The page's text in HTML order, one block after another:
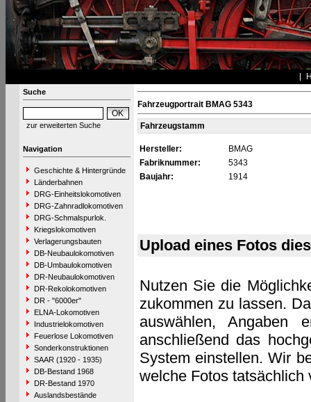
Suche
zur erweiterten Suche
Navigation
Geschichte & Hintergründe
Länderbahnen
DRG-Einheitslokomotiven
DRG-Zahnradlokomotiven
DRG-Schmalspurlok.
Kriegslokomotiven
Verlagerungsbauten
DB-Neubaulokomotiven
DB-Umbaulokomotiven
DR-Neubaulokomotiven
DR-Rekolokomotiven
DR - "6000er"
ELNA-Lokomotiven
Industrielokomotiven
Feuerlose Lokomotiven
Sonderkonstruktionen
SAAR (1920 - 1935)
DB-Bestand 1968
DR-Bestand 1970
Auslandsbestände
Fahrzeugportrait BMAG 5343
Fahrzeugstamm
Hersteller:
BMAG
Fabriknummer:
5343
Baujahr:
1914
Upload eines Fotos
Nutzen Sie die
zukommen zu lassen.
auswählen, Angaben
anschließend das
System einstellen. Wir
welche Fotos tatsächlich